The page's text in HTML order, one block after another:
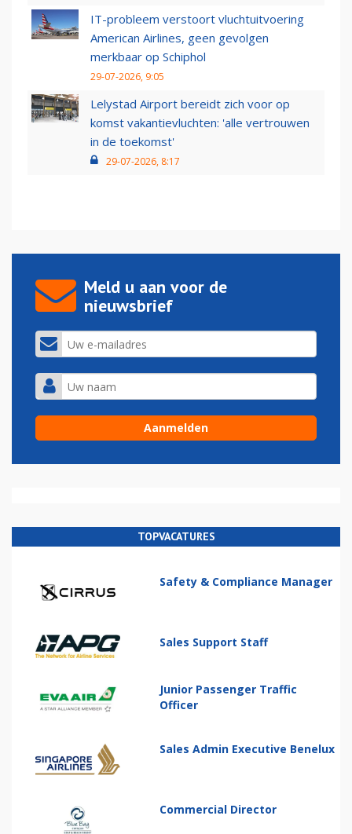
IT-probleem verstoort vluchtuitvoering
American Airlines, geen gevolgen
merkbaar op Schiphol
29-07-2026, 9:05
Lelystad Airport bereidt zich voor op
komst vakantievluchten: 'alle vertrouwen
in de toekomst'
29-07-2026, 8:17
Meld u aan voor de
nieuwsbrief
TOPVACATURES
Safety & Compliance Manager
Sales Support Staff
Junior Passenger Traffic
Officer
Sales Admin Executive Benelux
Commercial Director